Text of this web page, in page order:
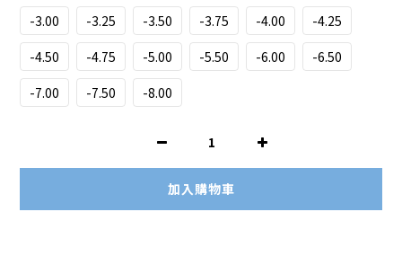
-3.00
-3.25 -3.50 -3.75 -4.00
-4.25
-4.50
-4.75 -5.00 -5.50 -6.00
-6.50
-7.00
-7.50 -8.00
加入購物車